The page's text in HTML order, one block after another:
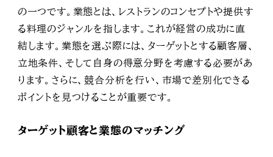
の一つです。業態とは、レストランのコンセプトや提供す
る料理のジャンルを指します。これが経営の成功に直
結します。業態を選ぶ際には、ターゲットとする顧客層、
立地条件、そして自身の得意分野を考慮する必要があ
ります。さらに、競合分析を行い、市場で差別化できる
ポイントを見つけることが重要です。
ターゲット顧客と業態のマッチング